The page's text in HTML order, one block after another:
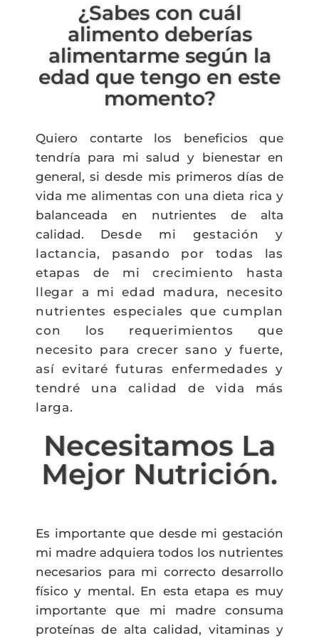
¿Sabes con cuál
alimento deberías
alimentarme según la
edad que tengo en este
momento?
Quiero contarte los beneficios que
tendría para mi salud y bienestar en
general, si desde mis primeros días de
vida me alimentas con una dieta rica y
balanceada en nutrientes de alta
calidad. Desde mi gestación y
lactancia, pasando por todas las
etapas de mi crecimiento hasta
llegar a mi edad madura, necesito
nutrientes especiales que cumplan
con los requerimientos que
necesito para crecer sano y fuerte,
así evitaré futuras enfermedades y
tendré una calidad de vida más
larga.
Necesitamos La
Mejor Nutrición.
Es importante que desde mi gestación
mi madre adquiera todos los nutrientes
necesarios para mi correcto desarrollo
físico y mental. En esta etapa es muy
importante que mi madre consuma
proteínas de alta calidad, vitaminas y